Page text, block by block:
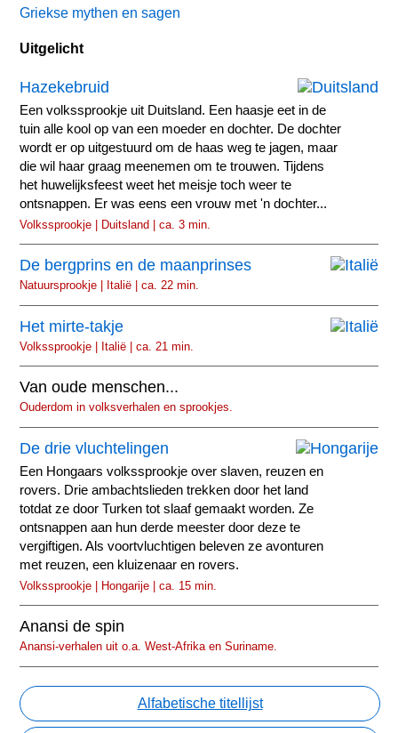
Griekse mythen en sagen
Uitgelicht
Hazekebruid
Een volkssprookje uit Duitsland. Een haasje eet in de
tuin alle kool op van een moeder en dochter. De dochter
wordt er op uitgestuurd om de haas weg te jagen, maar
die wil haar graag meenemen om te trouwen. Tijdens
het huwelijksfeest weet het meisje toch weer te
ontsnappen. Er was eens een vrouw met 'n dochter...
Volkssprookje | Duitsland | ca. 3 min.
De bergprins en de maanprinses
Natuursprookje | Italië | ca. 22 min.
Het mirte-takje
Volkssprookje | Italië | ca. 21 min.
Van oude menschen...
Ouderdom in volksverhalen en sprookjes.
De drie vluchtelingen
Een Hongaars volkssprookje over slaven, reuzen en
rovers. Drie ambachtslieden trekken door het land
totdat ze door Turken tot slaaf gemaakt worden. Ze
ontsnappen aan hun derde meester door deze te
vergiftigen. Als voortvluchtigen beleven ze avonturen
met reuzen, een kluizenaar en rovers.
Volkssprookje | Hongarije | ca. 15 min.
Anansi de spin
Anansi-verhalen uit o.a. West-Afrika en Suriname.
Alfabetische titellijst